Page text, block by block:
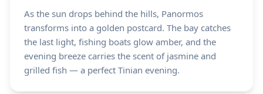
As the sun drops behind the hills, Panormos
transforms into a golden postcard. The bay catches
the last light, fishing boats glow amber, and the
evening breeze carries the scent of jasmine and
grilled fish — a perfect Tinian evening.